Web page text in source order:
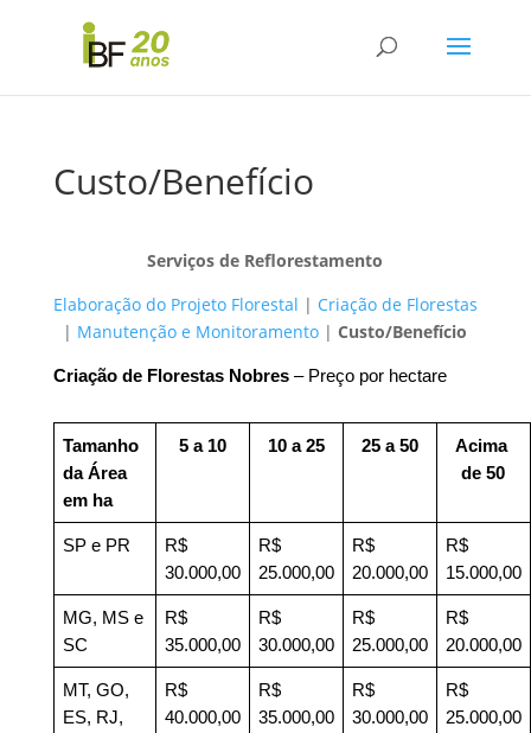
Custo/Benefício
Serviços de Reflorestamento
Elaboração do Projeto Florestal | Criação de Florestas
| Manutenção e Monitoramento |Custo/Benefício
Criação de Florestas Nobres – Preço por hectare
Tamanho
da Área
em ha
5 a 10 10 a 25 25 a 50
Acima
de 50
SP e PR
R$
30.000,00
R$
25.000,00
R$
20.000,00
R$
15.000,00
MG, MS e
SC
R$
35.000,00
R$
30.000,00
R$
25.000,00
R$
20.000,00
MT, GO,
ES, RJ,
R$
40.000,00
R$
35.000,00
R$
30.000,00
R$
25.000,00